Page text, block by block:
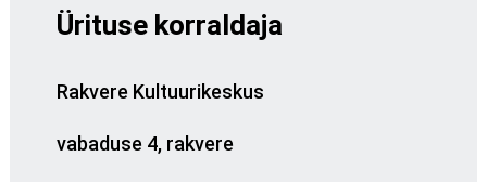
Ürituse korraldaja
Rakvere Kultuurikeskus
vabaduse 4, rakvere